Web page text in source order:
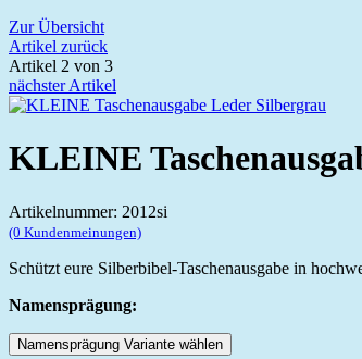
Zur Übersicht
Artikel zurück
Artikel 2 von 3
nächster Artikel
KLEINE
Artikelnummer: 2012si
(0 Kundenmeinungen)
Schützt eure Silberbibel-Taschenausgabe in
Namensprägung:
Namensprägung Variante wählen